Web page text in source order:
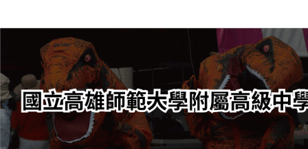
轉
要
內
容